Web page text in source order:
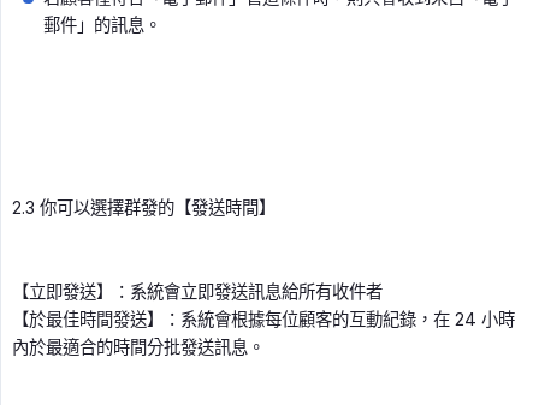
郵件」的訊息。
2.3 你可以選擇群發的【發送時間】
【立即發送】：系統會立即發送訊息給所有收件者
【於最佳時間發送】：系統會根據每位顧客的互動紀錄，在 24 小時
內於最適合的時間分批發送訊息。